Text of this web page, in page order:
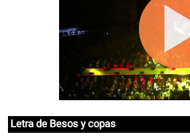
Letra de Besos y copas